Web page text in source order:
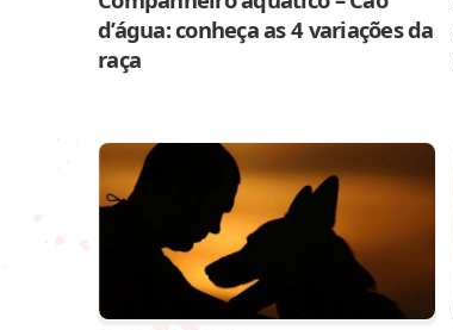
d’água: conheça as 4 variações da
raça